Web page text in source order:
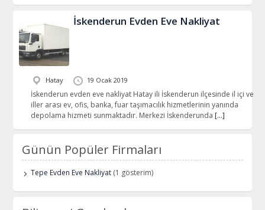
İskenderun Evden Eve Nakliyat
Hatay 19 Ocak 2019
İskenderun evden eve nakliyat Hatay ili İskenderun ilçesinde il içi ve
iller arası ev, ofis, banka, fuar taşımacılık hizmetlerinin yanında
depolama hizmeti sunmaktadır. Merkezi İskenderunda […]
Günün Popüler Firmaları
Tepe Evden Eve Nakliyat (1 gösterim)